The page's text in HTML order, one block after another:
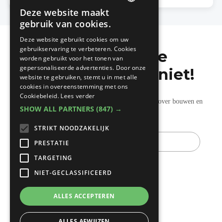
Mis de laatste
bouwnieuwtjes niet!
Ontvang onze wekelijkse updates vol nuttige tips over bouwen en
verbouwen.
E-
mail
Deze website maakt
gebruik van cookies.
Deze website gebruikt cookies om uw
gebruikservaring te verbeteren. Cookies
worden gebruikt voor het tonen van
gepersonaliseerde advertenties. Door onze
website te gebruiken, stemt u in met alle
cookies in overeenstemming met ons
Cookiebeleid. Lees verder
SHOW ALL PARTNERS (847) →
STRIKT NOODZAKELIJK
PRESTATIE
TARGETING
NIET-GECLASSIFICEERD
ALLES ACCEPTEREN